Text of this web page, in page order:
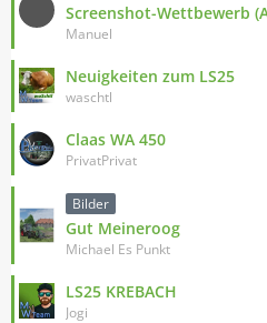
Screenshot-Wettbewerb
Manuel
Neuigkeiten zum LS25
waschtl
Claas WA 450
PrivatPrivat
Bilder
Gut Meineroog
Michael Es Punkt
LS25 KREBACH
Jogi